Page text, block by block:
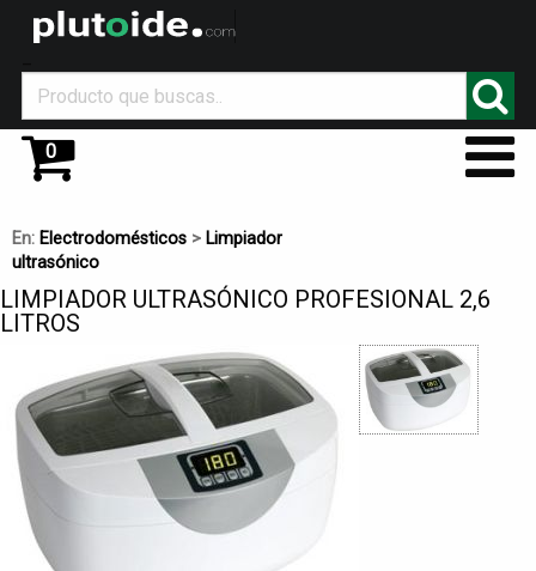
0
En: Electrodomésticos > Limpiador
ultrasónico
LIMPIADOR ULTRASÓNICO PROFESIONAL 2,6
LITROS